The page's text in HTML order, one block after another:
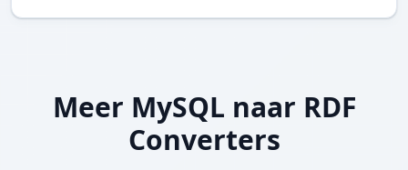
Meer MySQL naar RDF
Converters